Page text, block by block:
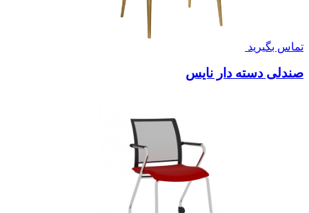
تماس بگیرید
صندلی دسته دار نایس